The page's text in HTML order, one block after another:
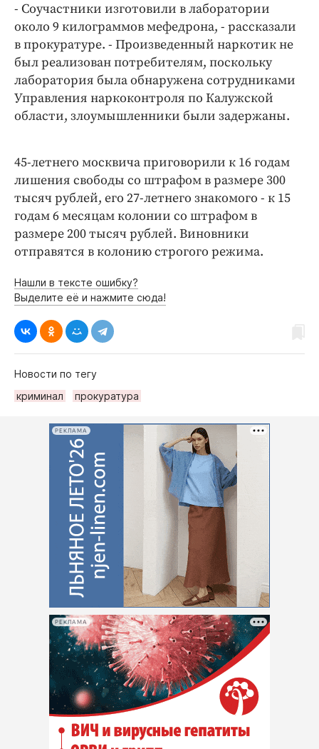
- Соучастники изготовили в лаборатории
около 9 килограммов мефедрона, - рассказали
в прокуратуре. - Произведенный наркотик не
был реализован потребителям, поскольку
лаборатория была обнаружена сотрудниками
Управления наркоконтроля по Калужской
области, злоумышленники были задержаны.
45-летнего москвича приговорили к 16 годам
лишения свободы со штрафом в размере 300
тысяч рублей, его 27-летнего знакомого - к 15
годам 6 месяцам колонии со штрафом в
размере 200 тысяч рублей. Виновники
отправятся в колонию строгого режима.
Нашли в тексте ошибку?
Выделите её и нажмите сюда!
Новости по тегу
криминал
прокуратура
РЕКЛАМА
РЕКЛАМА